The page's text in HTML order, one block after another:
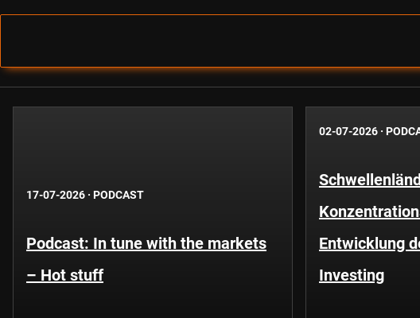
17-07-2026 · PODCAST
Podcast: In tune with the markets
– Hot stuff
02-07-2026 ·
Entwicklung
Investing